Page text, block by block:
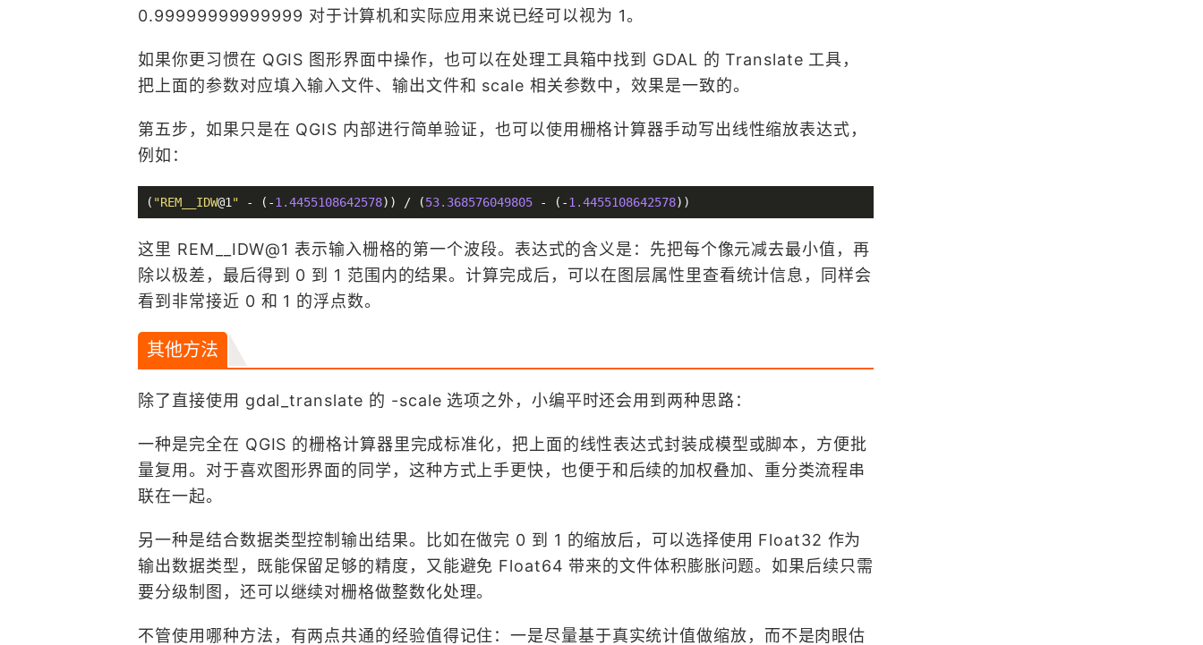
0.99999999999999 对于计算机和实际应用来说已经可以视为 1。
如果你更习惯在 QGIS 图形界面中操作，也可以在处理工具箱中找到 GDAL 的 Translate 工具，
把上面的参数对应填入输入文件、输出文件和 scale 相关参数中，效果是一致的。
第五步，如果只是在 QGIS 内部进行简单验证，也可以使用栅格计算器手动写出线性缩放表达式，
例如：
( "REM__IDW@1 " - (-1.4455108642578)) / (53.368576049805 - (-1.4455108642578
这里 REM__IDW@1 表示输入栅格的第一个波段。表达式的含义是：先把每个像元减去最小值，再
除以极差，最后得到 0 到 1 范围内的结果。计算完成后，可以在图层属性里查看统计信息，同样会
看到非常接近 0 和 1 的浮点数。
其他方法
除了直接使用 gdal_translate 的 -scale 选项之外，小编平时还会用到两种思路：
一种是完全在 QGIS 的栅格计算器里完成标准化，把上面的线性表达式封装成模型或脚本，方便批
量复用。对于喜欢图形界面的同学，这种方式上手更快，也便于和后续的加权叠加、重分类流程串
联在一起。
另一种是结合数据类型控制输出结果。比如在做完 0 到 1 的缩放后，可以选择使用 Float32 作为
输出数据类型，既能保留足够的精度，又能避免 Float64 带来的文件体积膨胀问题。如果后续只需
要分级制图，还可以继续对栅格做整数化处理。
不管使用哪种方法，有两点共通的经验值得记住：一是尽量基于真实统计值做缩放，而不是肉眼估